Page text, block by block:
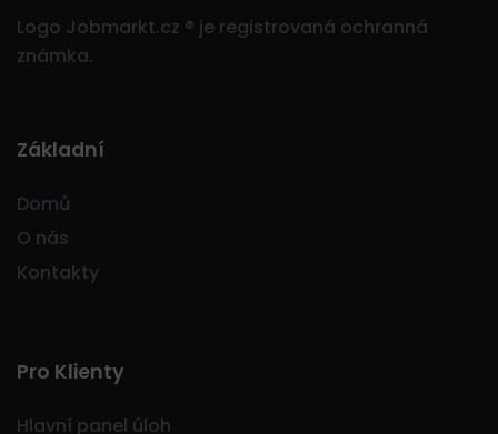
Logo Jobmarkt.cz ® je registrovaná ochranná
známka.
Základní
Domů
O nás
Kontakty
Pro Klienty
Hlavní panel úloh